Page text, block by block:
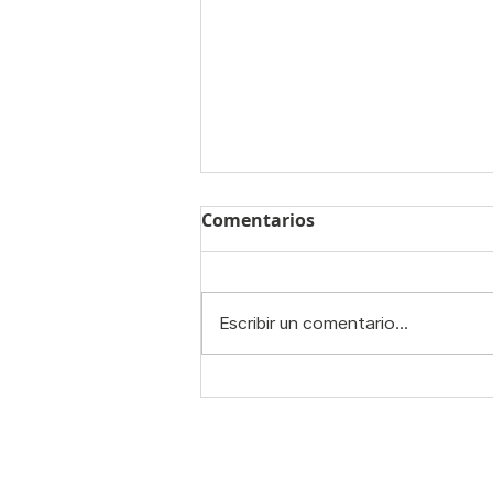
Tener hernia lumbar no
Comentarios
Escribir un comentario...